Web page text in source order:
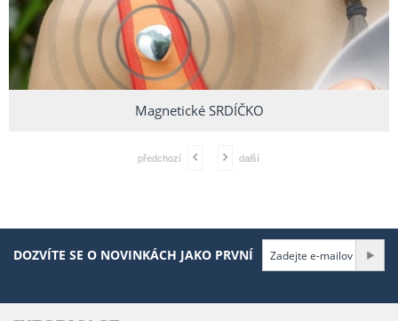
Magnetické SRDÍČKO
předchozí další
DOZVÍTE SE O NOVINKÁCH JAKO PRVNÍ